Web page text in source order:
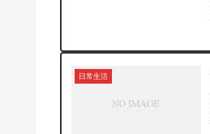
日常生活